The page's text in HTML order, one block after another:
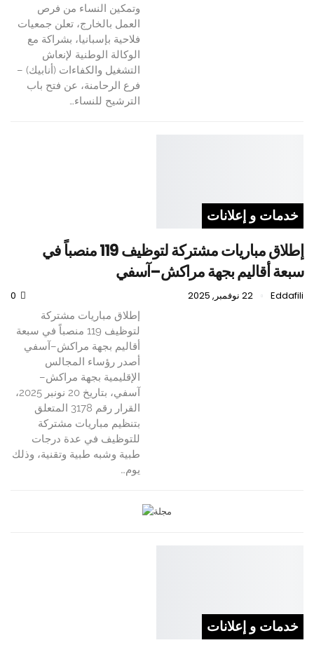
وتمكين النساء من فرص
العمل بالخارج، تعلن جمعيات
فلاحية بإسبانيا، بشراكة مع
الوكالة الوطنية لإنعاش
التشغيل والكفاءات (أنابيك) –
فرع الرحامنة، عن فتح باب
الترشيح للنساء…
خدمات و إعلانات
إطلاق مباريات مشتركة لتوظيف 119 منصباً في
سبعة أقاليم بجهة مراكش–آسفي
Eddafili 22 نوفمبر, 2025
إطلاق مباريات مشتركة
لتوظيف 119 منصباً في سبعة
أقاليم بجهة مراكش–آسفي
أصدر رؤساء المجالس
الإقليمية بجهة مراكش–
آسفي، بتاريخ 20 نونبر 2025،
القرار رقم 3178 المتعلق
بتنظيم مباريات مشتركة
للتوظيف في عدة درجات
طبية وشبه طبية وتقنية، وذلك
يوم…
خدمات و إعلانات